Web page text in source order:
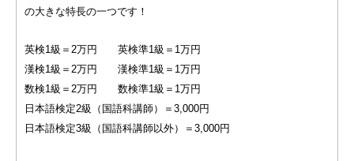
の大きな特長の一つです！
英検1級＝2万円 英検準1級＝1万円
漢検1級＝2万円 漢検準1級＝1万円
数検1級＝2万円 数検準1級＝1万円
日本語検定2級（国語科講師）＝3,000円
日本語検定3級（国語科講師以外）＝3,000円